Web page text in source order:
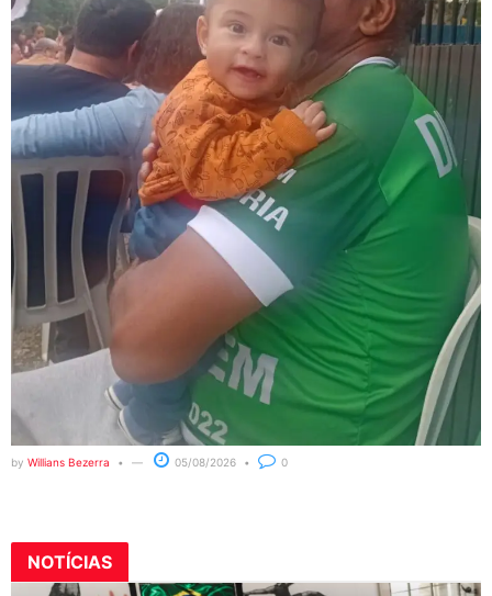
by Willians Bezerra 05/08/2026 0
NOTÍCIAS